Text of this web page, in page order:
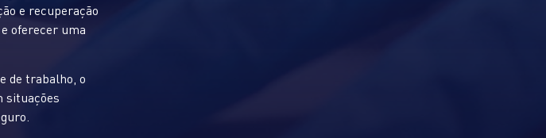
e recuperação
oferecer uma
de trabalho, o
situações